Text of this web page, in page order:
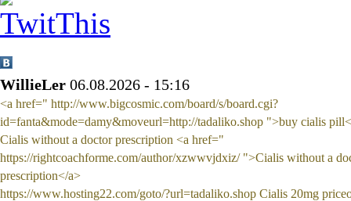
WillieLer 06.08.2026 - 15:16
<a href=" http://www.bigcosmic.com/board/s/board.cgi?
id=fanta&mode=damy&moveurl=http://tadaliko.shop ">buy cialis
Cialis without a doctor prescription <a href="
https://rightcoachforme.com/author/xzwwvjdxiz/ ">Cialis without a
prescription</a>
https://www.hosting22.com/goto/?url=tadaliko.shop Cialis 20mg